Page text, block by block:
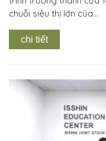
chuỗi siêu thị lớn của...
chi tiết